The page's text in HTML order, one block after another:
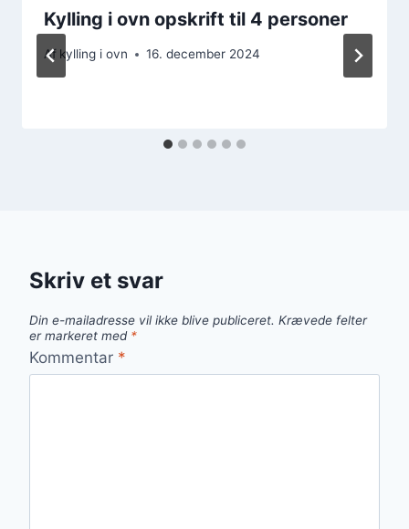
Kylling i ovn opskrift til 4 personer
Af kylling i ovn 16. december 2024
Skriv et svar
Din e-mailadresse vil ikke blive publiceret. Krævede felter
er markeret med *
Kommentar *